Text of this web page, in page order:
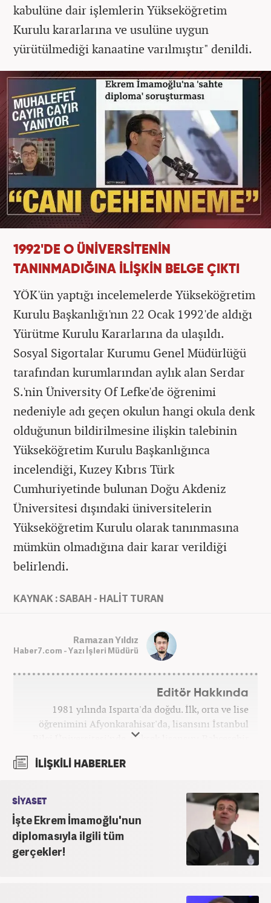
kabulüne dair işlemlerin Yükseköğretim
Kurulu kararlarına ve usulüne uygun
yürütülmediği kanaatine varılmıştır" denildi.
1992'DE O ÜNİVERSİTENİN
TANINMADIĞINA İLİŞKİN BELGE ÇIKTI
YÖK'ün yaptığı incelemelerde Yükseköğretim
Kurulu Başkanlığı'nın 22 Ocak 1992'de aldığı
Yürütme Kurulu Kararlarına da ulaşıldı.
Sosyal Sigortalar Kurumu Genel Müdürlüğü
tarafından kurumlarından aylık alan Serdar
S.'nin Üniversity Of Lefke'de öğrenimi
nedeniyle adı geçen okulun hangi okula denk
olduğunun bildirilmesine ilişkin talebinin
Yükseköğretim Kurulu Başkanlığınca
incelendiği, Kuzey Kıbrıs Türk
Cumhuriyetinde bulunan Doğu Akdeniz
Üniversitesi dışındaki üniversitelerin
Yükseköğretim Kurulu olarak tanınmasına
mümkün olmadığına dair karar verildiği
belirlendi.
KAYNAK : SABAH - HALİT TURAN
Ramazan Yıldız
Haber7.com - Yazı İşleri Müdürü
Editör Hakkında
1981 yılında Isparta'da doğdu. İlk, orta ve lise
öğrenimini Afyonkarahisar'da, lisansını İstanbul
Bilgi Üniversitesi'nde, yüksek lisansını Bahçeşehir
Üniversitesi'nde tamamladı. Üniversitenin ardından
bir süre özel sektörde araştırmacı, daha sonra
iştiraklerinde İngilizce öğretmeni, sosyolog ve
idareci olarak çalıştı. İnternet haberciliğine ilk
adımını 2015 yılında Türk Medya’da attı. 2020’de
Haber7’de gece editörlüğüne başladı. Halen
Haber7.com’da haber şefi olarak görev yapmaktadır.
İLİŞKİLİ HABERLER
SİYASET
İşte Ekrem İmamoğlu'nun
diplomasıyla ilgili tüm
gerçekler!